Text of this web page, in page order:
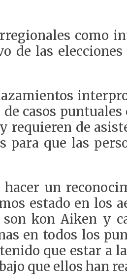
como
las elecciones
casos puntuales
requieren de
para que las
un
estado en los
kon Aiken y
en todos los
que estar a
que ellos han